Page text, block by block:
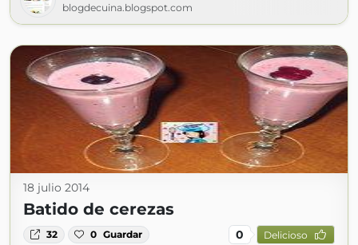
blogdecuina.blogspot.com
18 julio 2014
Batido de cerezas
32 0 Guardar 0 Delicioso